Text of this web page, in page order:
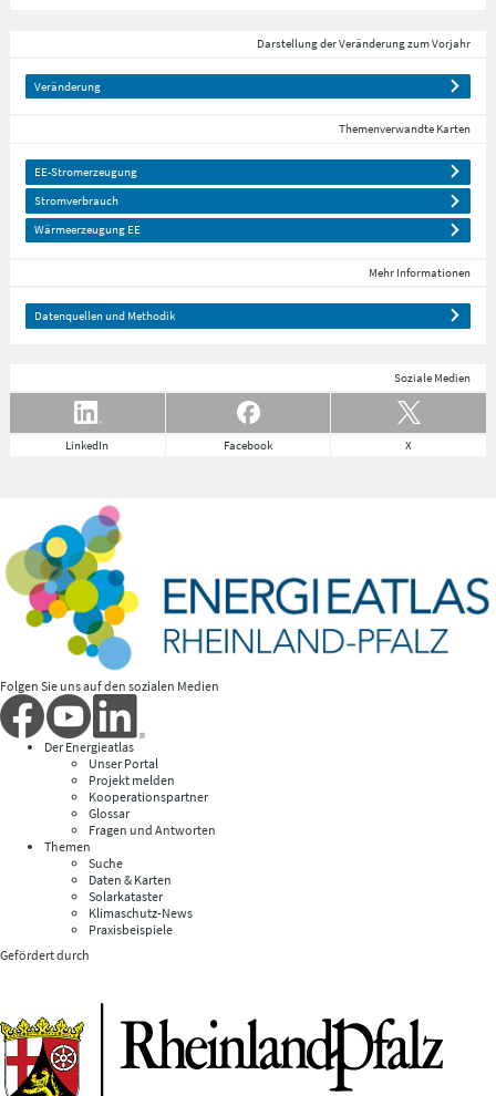
Darstellung der Veränderung zum Vorjahr
Veränderung
Themenverwandte Karten
EE-Stromerzeugung
Stromverbrauch
Wärmeerzeugung EE
Mehr Informationen
Datenquellen und Methodik
Soziale Medien
LinkedIn Facebook X
Folgen Sie uns auf den sozialen Medien
Der Energieatlas
Unser Portal
Projekt melden
Kooperationspartner
Glossar
Fragen und Antworten
Themen
Suche
Daten & Karten
Solarkataster
Klimaschutz-News
Praxisbeispiele
Gefördert durch